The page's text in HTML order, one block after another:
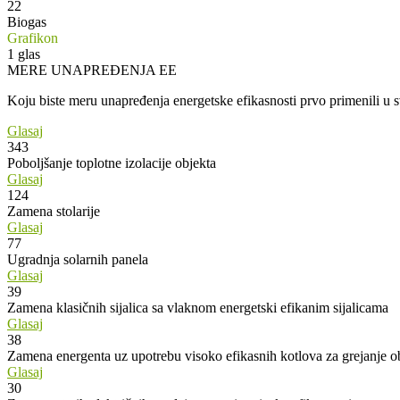
22
Biogas
Grafikon
1 glas
MERE UNAPREĐENJA EE
Koju biste meru unapređenja energetske efikasnosti prvo primenili u
Glasaj
343
Poboljšanje toplotne izolacije objekta
Glasaj
124
Zamena stolarije
Glasaj
77
Ugradnja solarnih panela
Glasaj
39
Zamena klasičnih sijalica sa vlaknom energetski efikanim sijalicama
Glasaj
38
Zamena energenta uz upotrebu visoko efikasnih kotlova za grejanje
Glasaj
30